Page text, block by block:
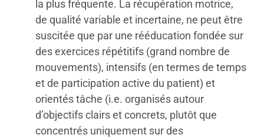
la plus fréquente. La récupération motrice,
de qualité variable et incertaine, ne peut être
suscitée que par une rééducation fondée sur
des exercices répétitifs (grand nombre de
mouvements), intensifs (en termes de temps
et de participation active du patient) et
orientés tâche (i.e. organisés autour
d’objectifs clairs et concrets, plutôt que
concentrés uniquement sur des